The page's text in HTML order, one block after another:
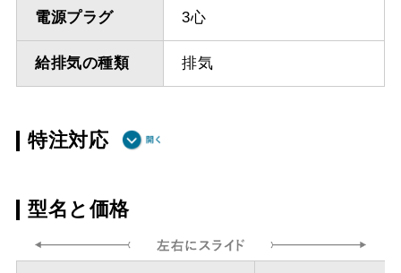
電源プラグ 3心
給排気の種類 排気
特注対応
方
ダクト方向上
最小寸法 870ｍｍ
型名と価格